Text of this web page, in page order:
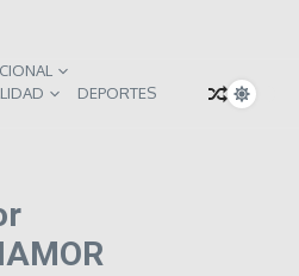
DEPORTES